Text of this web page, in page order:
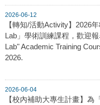
2026-06-12
【轉知/活動Activity】2026
Lab」學術訓練課程，歡迎
Lab" Academic Training
2026.
2026-06-04
【校內補助大專生計畫】